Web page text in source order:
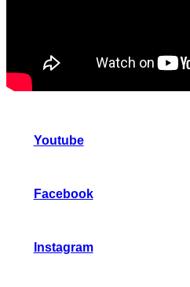
Youtube
Facebook
Instagram